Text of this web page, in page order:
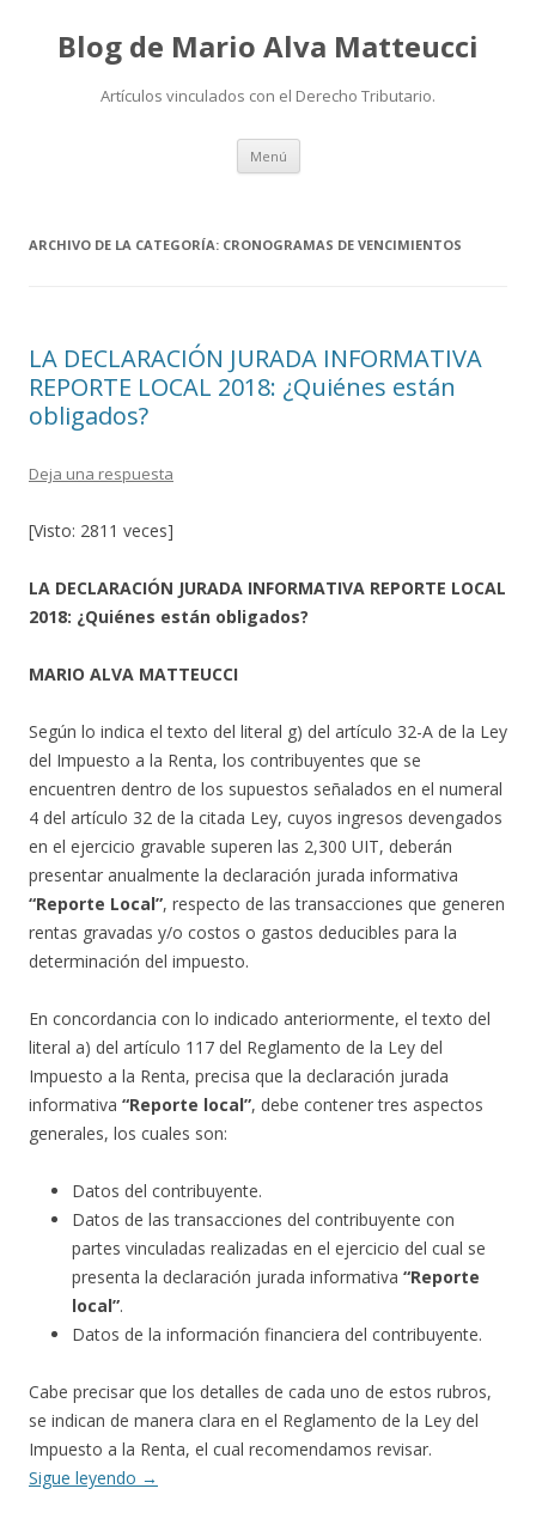
Blog de Mario Alva Matteucci
Artículos vinculados con el Derecho Tributario.
Menú Ir
contenido
ARCHIVO DE LA CATEGORÍA: CRONOGRAMAS DE VENCIMIENTOS
LA DECLARACIÓN JURADA INFORMATIVA
REPORTE LOCAL 2018: ¿Quiénes están
obligados?
Deja una respuesta
[Visto: 2811 veces]
LA DECLARACIÓN JURADA INFORMATIVA REPORTE LOCAL
2018: ¿Quiénes están obligados?
MARIO ALVA MATTEUCCI
Según lo indica el texto del literal g) del artículo 32-A de la Ley
del Impuesto a la Renta, los contribuyentes que se
encuentren dentro de los supuestos señalados en el numeral
4 del artículo 32 de la citada Ley, cuyos ingresos devengados
en el ejercicio gravable superen las 2,300 UIT, deberán
presentar anualmente la declaración jurada informativa
“Reporte Local”, respecto de las transacciones que generen
rentas gravadas y/o costos o gastos deducibles para la
determinación del impuesto.
En concordancia con lo indicado anteriormente, el texto del
literal a) del artículo 117 del Reglamento de la Ley del
Impuesto a la Renta, precisa que la declaración jurada
informativa “Reporte local”, debe contener tres aspectos
generales, los cuales son:
Datos del contribuyente.
Datos de las transacciones del contribuyente con
partes vinculadas realizadas en el ejercicio del cual se
presenta la declaración jurada informativa “Reporte
local”.
Datos de la información financiera del contribuyente.
Cabe precisar que los detalles de cada uno de estos rubros,
se indican de manera clara en el Reglamento de la Ley del
Impuesto a la Renta, el cual recomendamos revisar.
Sigue leyendo →